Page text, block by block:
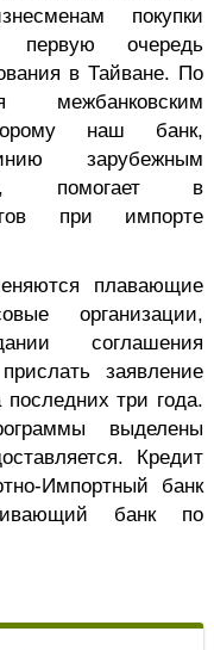
покупки
первую очередь
в Тайване. По
наш банк,
зарубежным
помогает в
при импорте
плавающие
организации,
соглашения
заявление
три года.
выделены
Кредит
Импортный банк
банк по